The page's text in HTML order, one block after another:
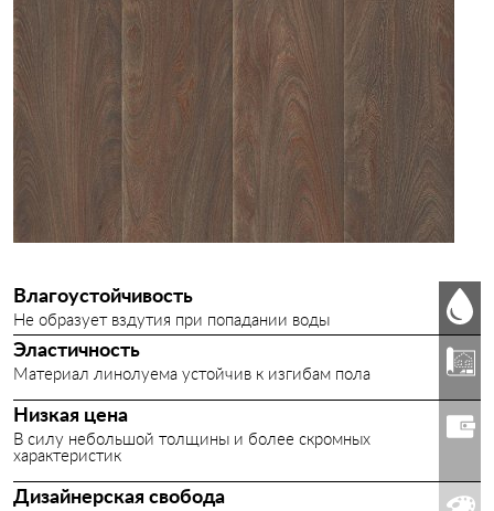
KVAZAR
КОМИТЕКС ЛИН
БАВАРИЯ
ПЕЧОРА
ПРОВАНС
ТИП Б (ГОСТ 7251)
Влагоустойчивость
Не образует вздутия при попадании воды
Эластичность
Материал линолуема устойчив к изгибам пола
Низкая цена
В силу небольшой толщины и более скромных
характеристик
Дизайнерская свобода